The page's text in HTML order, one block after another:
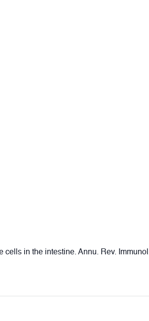
in the intestine. Annu. Rev.